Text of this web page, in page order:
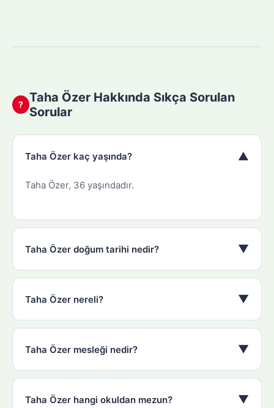
? Taha Özer Hakkında Sıkça Sorulan
Sorular
Taha Özer kaç yaşında? ▼
Taha Özer, 36 yaşındadır.
Taha Özer doğum tarihi nedir? ▼
Taha Özer nereli? ▼
Taha Özer mesleği nedir? ▼
Taha Özer hangi okuldan mezun? ▼